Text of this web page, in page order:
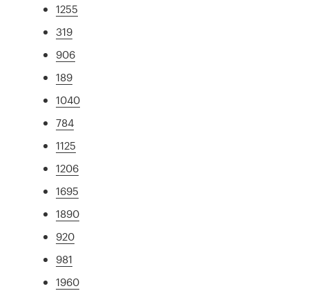
1255
319
906
189
1040
784
1125
1206
1695
1890
920
981
1960